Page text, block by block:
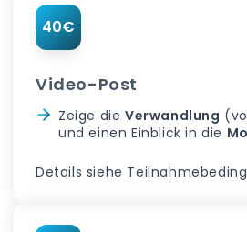
40€
Video-Post
Zeige die Verwandlung
und einen Einblick in die
Details siehe